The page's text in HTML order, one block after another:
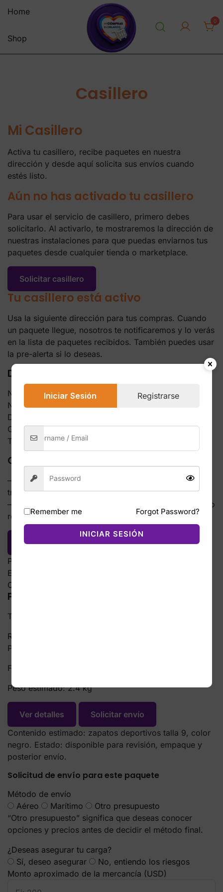
Home
Shop
tienda online
0
Casillero
Mi Casillero
Activa tu casillero, recibe paquetes en nuestra
dirección y desde aquí solicita sus envíos cuando
estés listo.
Aún no has activado tu casillero
Para usar el servicio de casillero, primero debes
solicitarlo. Al activarlo, te mostraremos la dirección de
nuestras instalaciones para que puedas enviarnos tus
paquetes desde cualquier tienda o marketplace.
Solicitar casillero
Tu casillero está activo
Usa la siguiente dirección para tus compras. Cuando
un paquete llegue, nosotros te notificaremos y lo verás
en la lista de paquetes recibidos. También puedes usar
la pre-alerta si lo deseas.
Dirección de tu casillero
Nombre del cliente
Nombre de la empresa / Casillero
Dirección completa
Ciudad, Estado, ZIP
Teléfono de contacto
Opciones
– Puedes realizarpre-alerta
de un paquete indicando
tracking y tienda (opcional).
– O simplemente esperar a que te notifiquemos cuando
recibamos un paquete a tu nombre.
Registrar pre-alerta (próximamente)
Paquetes recibidos
En espera / revisión
Con solicitud de envío
Paquete #C-001234
Tracking: 1Z999AA10123456784
Recibido
Proveedor:
Fecha de llegada:
Peso estimado:2.4 kg
Ver detalles
Solicitar envío
Contenido estimado: zapatos deportivos talla 9, color
negro. Estado: disponible para revisión, empaque y
posterior envío.
Solicitud de envío para este paquete
Método de envío
Aéreo
Marítimo
Otro presupuesto
“Otro presupuesto” significa que deseas conocer
opciones y precios antes de decidir el método final.
¿Deseas asegurar tu carga?
Sí, deseo asegurar
No, entiendo los riesgos
Monto aproximado de la mercancía (USD)
Iniciar Sesión Registrarse
Remember me Forgot Password?
INICIAR SESIÓN